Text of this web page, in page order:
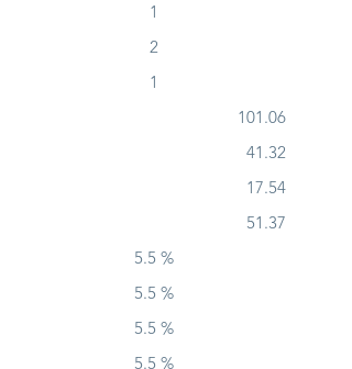
1
2
1
101.06
41.32
17.54
51.37
5.5 %
5.5 %
5.5 %
5.5 %